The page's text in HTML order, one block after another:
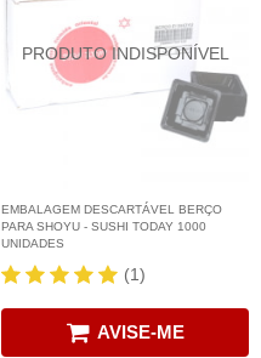
EMBALAGEM DESCARTÁVEL BERÇO
PARA SHOYU - SUSHI TODAY 1000
UNIDADES
(1)
AVISE-ME